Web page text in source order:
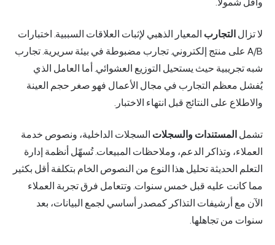
لا تزالالتجارب المعيار الذهبي لإثبات العلاقات السببية. اختبارات
A/B على منتج إلكتروني. تجارب مضبوطة في بيئة سريرية. تجارب
شبه تجريبية حيث يستحيل التوزيع العشوائي. أما العامل الذي
يُفشل معظم التجارب في مجال الأعمال فهو صغر حجم العينة
والاطلاع على النتائج قبل انتهاء الاختبار.
تشملالمستندات والسجلاتالسجلات الداخلية، ونصوص خدمة
العملاء، وتذاكر الدعم، وملاحظات المبيعات. تُسهّل أنظمة إدارة
التعلم الحديثة تحليل هذا النوع من النصوص الخام بتكلفة أقل بكثير
مما كانت عليه قبل خمس سنوات. وتتعامل فرق تجربة العملاء
الآن مع أرشيفات التذاكر كمصدر أساسي لجمع البيانات، بعد
سنوات من تجاهلها.